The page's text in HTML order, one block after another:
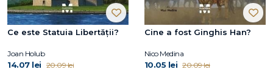
Ce este Statuia Libertății?
Joan Holub
14.07 lei 20.09 lei
Cine a fost Ginghis Han?
Nico Medina
10.05 lei 20.09 lei